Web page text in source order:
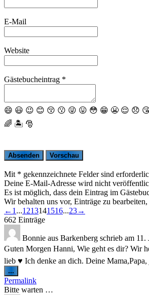
E-Mail
Website
Gästebucheintrag *
😄 😃 😉 😊 😚 😗 😜 😛 😳 😁 😬 😌 😞
🌈 🏝 🎅
Mit * gekennzeichnete Felder sind
Deine E-Mail-Adresse wird nicht
Es ist möglich, dass dein Eintrag im
Wir behalten uns vor, Einträge zu
Navigation
der
Gästebuchliste
← 1 ...1213141516...23→
662 Einträge
Bonnie aus Barkenberg schrieb am 11.
Guten Morgen Hanni, Wie geht es dir? Wir
lieb ♥️ Ich denke an dich. Deine
...
Metabox
ein-/ausblenden.
Permalink
Bitte warten …